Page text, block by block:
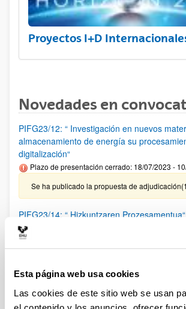
Esta página web usa cookies
Las cookies de este sitio web se usan
Proyectos I+D
Novedades en
PIFG23/12: “ Investigación en nuevos
almacenamiento de energía su
digitalización“
Plazo de presentación cerrado: 18/07/2023 -
Se ha publicado la propuesta de
PIFG23/14: “ Hizkuntzaren Prozesamentua“
Se ha publicado la propuesta de
PIFG23/13: “ Modelado, simulación,
Sistemas de Energía, así como de robótica
aprendizaje profundo y otras técnicas